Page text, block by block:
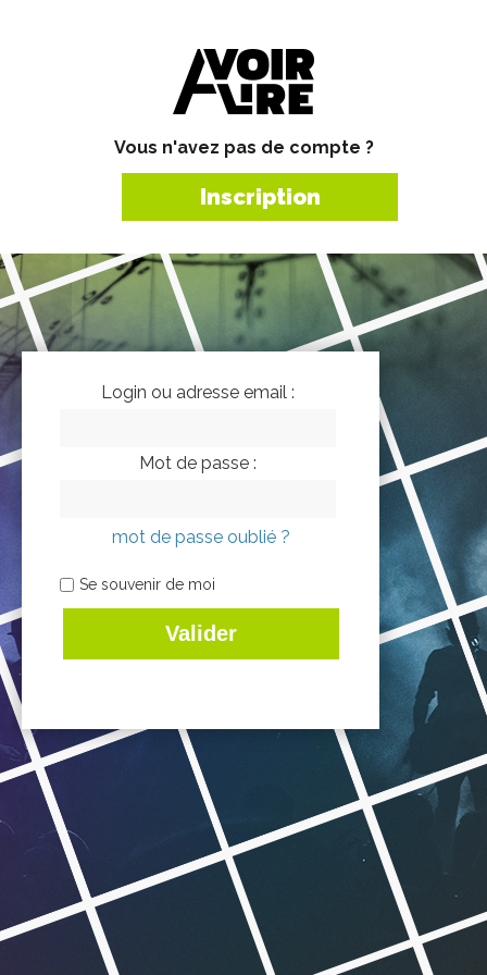
Vous n'avez pas de compte ?
Inscription
Login ou adresse email :
Mot de passe :
mot de passe oublié ?
Se souvenir de moi